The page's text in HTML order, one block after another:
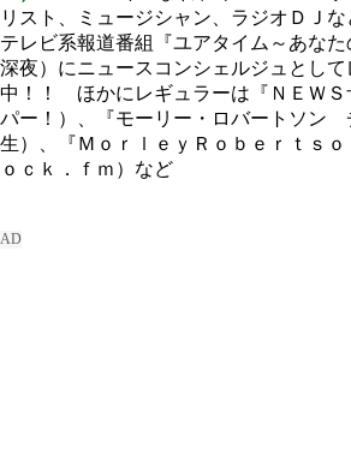
リスト、ミュージシャン、ラジオＤＪ
テレビ系報道番組『ユアタイム～あな
深夜）にニュースコンシェルジュとし
中！！ ほかにレギュラーは『ＮＥＷＳ
パー！）、『モーリー・ロバートソン
生）、『ＭｏｒｌｅｙＲｏｂｅｒｔｓ
ｏｃｋ．ｆｍ）など